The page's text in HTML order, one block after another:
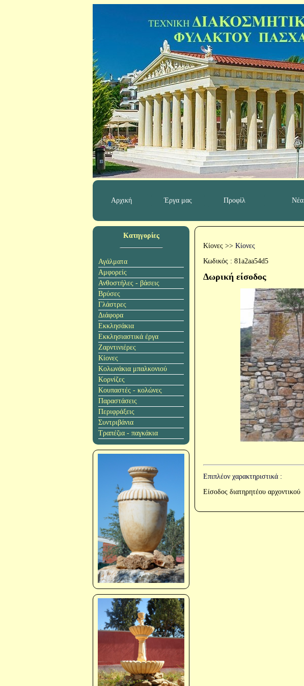
Αρχική Έργα μας Προφίλ Νέα
Κατηγορίες
Αγάλματα
Αμφορείς
Ανθοστήλες - βάσεις
Βρύσες
Γλάστρες
Διάφορα
Εκκλησάκια
Εκκλησιαστικά έργα
Ζαρντινιέρες
Κίονες
Κολωνάκια μπαλκονιού
Κορνίζες
Κουπαστές - κολώνες
Παραστάσεις
Περιφράξεις
Συντριβάνια
Τραπέζια - παγκάκια
Κίονες >> Κίονες
Κωδικός : 81a2aa54d5
Δωρική είσοδος
Επιπλέον χαρακτηριστικά :
Είσοδος διατηρητέου αρχοντικού